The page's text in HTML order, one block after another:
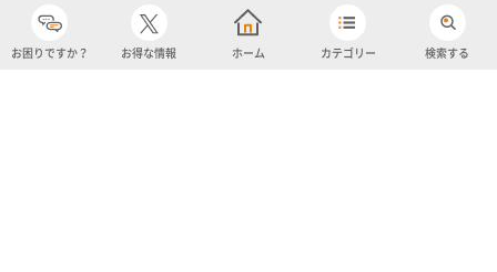
お困りですか？ お得な情報 ホーム カテゴリー 検索する